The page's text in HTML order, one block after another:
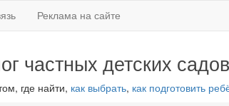
Реклама на сайте
частных детских
где найти, как выбрать, как подготовить